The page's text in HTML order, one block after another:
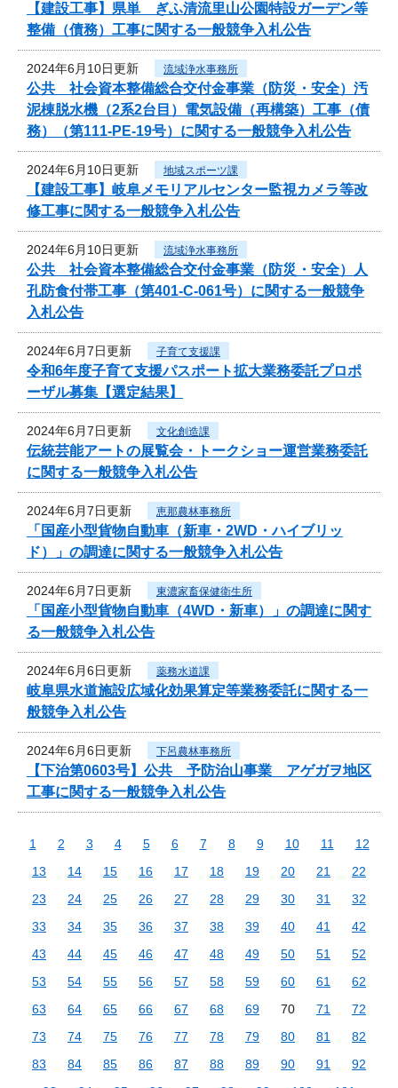
【建設工事】県単 ぎふ清流里山公園特設ガーデン等
整備（債務）工事に関する一般競争入札公告
2024年6月10日更新 流域浄水事務所
公共 社会資本整備総合交付金事業（防災・安全）汚
泥棟脱水機（2系2台目）電気設備（再構築）工事（債
務）（第111-PE-19号）に関する一般競争入札公告
2024年6月10日更新 地域スポーツ課
【建設工事】岐阜メモリアルセンター監視カメラ等改
修工事に関する一般競争入札公告
2024年6月10日更新 流域浄水事務所
公共 社会資本整備総合交付金事業（防災・安全）人
孔防食付帯工事（第401-C-061号）に関する一般競争
入札公告
2024年6月7日更新 子育て支援課
令和6年度子育て支援パスポート拡大業務委託プロポ
ーザル募集【選定結果】
2024年6月7日更新 文化創造課
伝統芸能アートの展覧会・トークショー運営業務委託
に関する一般競争入札公告
2024年6月7日更新 恵那農林事務所
「国産小型貨物自動車（新車・2WD・ハイブリッ
ド）」の調達に関する一般競争入札公告
2024年6月7日更新 東濃家畜保健衛生所
「国産小型貨物自動車（4WD・新車）」の調達に関す
る一般競争入札公告
2024年6月6日更新 薬務水道課
岐阜県水道施設広域化効果算定等業務委託に関する一
般競争入札公告
2024年6月6日更新 下呂農林事務所
【下治第0603号】公共 予防治山事業 アゲガヲ地区
工事に関する一般競争入札公告
1 2 3 4 5 6 7 8 9 10 11
12
13
14 15 16 17 18 19 20 21
22
23
24 25 26 27 28 29 30 31
32
33
34 35 36 37 38 39 40 41
42
43
44 45 46 47 48 49 50 51
52
53
54 55 56 57 58 59 60 61
62
63
64 65 66 67 68 69 70 71
72
73
74 75 76 77 78 79 80 81
82
83
84 85 86 87 88 89 90 91
92